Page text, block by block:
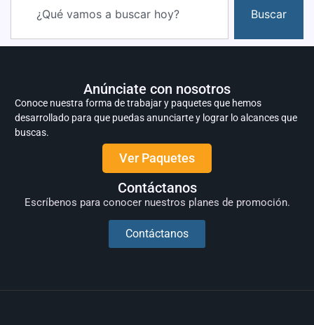
Buscar
Anúnciate con nosotros
Conoce nuestra forma de trabajar y paquetes que hemos
desarrollado para que puedas anunciarte y lograr lo alcances que
buscas.
Ver Paquetes
Contáctanos
Escríbenos para conocer nuestros planes de promoción.
Contáctanos